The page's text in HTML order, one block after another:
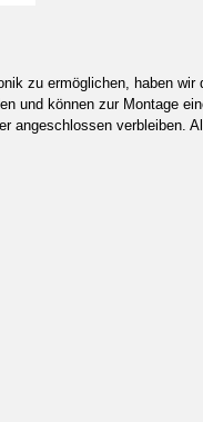
zu ermöglichen, haben
und können zur Montage
angeschlossen verbleiben.